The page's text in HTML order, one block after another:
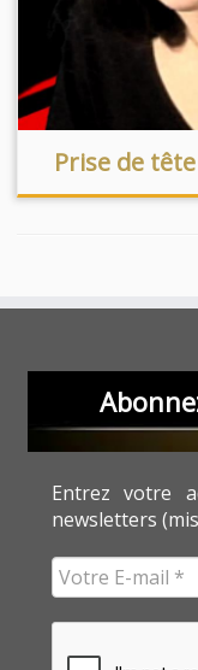
Prise de tête
Entrez votre
newsletters